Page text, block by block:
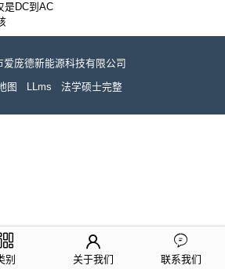
是DC到AC
爱庞德新能源科技有限公司
图
LLms 法学硕士完整
别 关于我们 联系我们